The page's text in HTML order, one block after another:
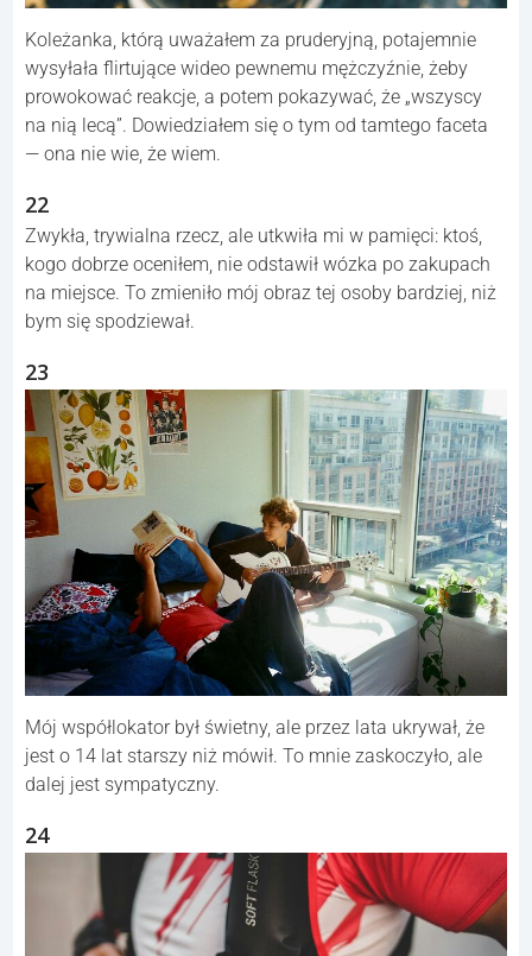
Koleżanka, którą uważałem za pruderyjną, potajemnie
wysyłała flirtujące wideo pewnemu mężczyźnie, żeby
prowokować reakcje, a potem pokazywać, że „wszyscy
na nią lecą”. Dowiedziałem się o tym od tamtego faceta
— ona nie wie, że wiem.
22
Zwykła, trywialna rzecz, ale utkwiła mi w pamięci: ktoś,
kogo dobrze oceniłem, nie odstawił wózka po zakupach
na miejsce. To zmieniło mój obraz tej osoby bardziej, niż
bym się spodziewał.
23
Mój współlokator był świetny, ale przez lata ukrywał, że
jest o 14 lat starszy niż mówił. To mnie zaskoczyło, ale
dalej jest sympatyczny.
24